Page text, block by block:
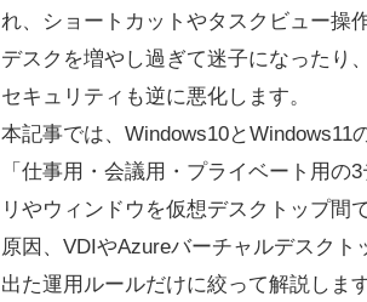
れ、ショートカットやタスクビュー操
デスクを増やし過ぎて迷子になったり
セキュリティも逆に悪化します。
本記事では、Windows10とWindows11
「仕事用・会議用・プライベート用
リやウィンドウを仮想デスクトップ間
原因、VDIやAzureバーチャルデスク
出た運用ルールだけに絞って解説します